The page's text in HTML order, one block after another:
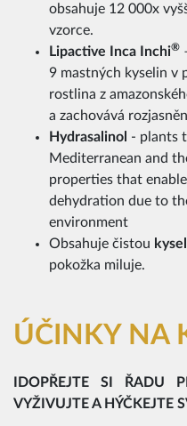
obsahuje 12 000x
vzorce.
Lipactive Inca Inchi®
9 mastných kyselin v
rostlina z
a zachovává
Hydrasalinol - plants
Mediterranean and
properties that
dehydration due to
environment
Obsahuje čistou
pokožka miluje.
ÚČINKY NA
IDOPŘEJTE SI ŘADU
VYŽIVUJTE A HÝČKEJTE